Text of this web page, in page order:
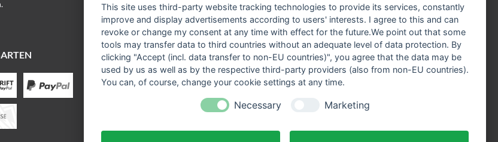
Versand- und Zahlungsbedingungen
WIR VERSENDEN MIT:
This site uses third-party website tracking technologies to provide its services, constantly
improve and display advertisements according to users' interests. I agree to this and can
revoke or change my consent at any time with effect for the future.We point out that some
tools may transfer data to third countries without an adequate level of data protection. By
clicking "Accept (incl. data transfer to non-EU countries)", you agree that the data may be
used by us as well as by the respective third-party providers (also from non-EU countries).
You can, of course, change your cookie settings at any time.
Necessary Marketing